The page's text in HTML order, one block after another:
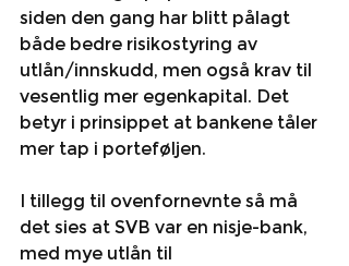
siden den gang har blitt pålagt
både bedre risikostyring av
utlån/innskudd, men også krav til
vesentlig mer egenkapital. Det
betyr i prinsippet at bankene tåler
mer tap i porteføljen.
I tillegg til ovenfornevnte så må
det sies at SVB var en nisje-bank,
med mye utlån til